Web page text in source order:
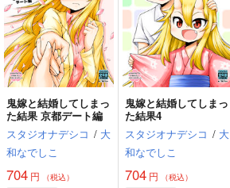
鬼嫁と結婚してしまっ
た結果 京都デート編
スタジオナデシコ / 大
和なでしこ
704 円 （税込）
鬼嫁と結婚してしまっ
た結果4
スタジオナデシコ / 大
和なでしこ
704 円 （税込）